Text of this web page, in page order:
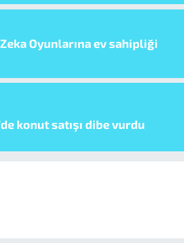
Oyunlarına ev sahipliği
konut satışı dibe vurdu